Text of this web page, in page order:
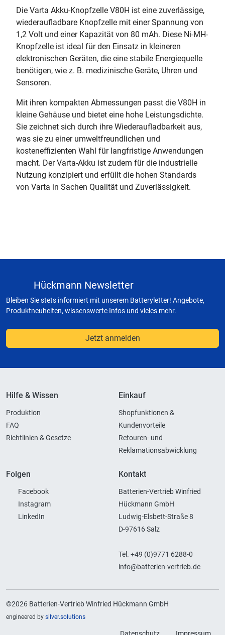
Die Varta Akku-Knopfzelle V80H ist eine zuverlässige,
wiederaufladbare Knopfzelle mit einer Spannung von
1,2 Volt und einer Kapazität von 80 mAh. Diese Ni-MH-
Knopfzelle ist ideal für den Einsatz in kleineren
elektronischen Geräten, die eine stabile Energiequelle
benötigen, wie z. B. medizinische Geräte, Uhren und
Sensoren.
Mit ihren kompakten Abmessungen passt die V80H in
kleine Gehäuse und bietet eine hohe Leistungsdichte.
Sie zeichnet sich durch ihre Wiederaufladbarkeit aus,
was sie zu einer umweltfreundlichen und
kosteneffizienten Wahl für langfristige Anwendungen
macht. Der Varta-Akku ist zudem für die industrielle
Nutzung konzipiert und erfüllt die hohen Standards
von Varta in Sachen Qualität und Zuverlässigkeit.
Hückmann Newsletter
Bleiben Sie stets informiert mit unserem Batteryletter! Angebote,
Produktneuheiten, wissenswerte Infos und vieles mehr.
Jetzt anmelden
Hilfe & Wissen
Produktion
FAQ
Richtlinien & Gesetze
Einkauf
Shopfunktionen &
Kundenvorteile
Retouren- und
Reklamationsabwicklung
Folgen
Facebook
Instagram
LinkedIn
Kontakt
Batterien-Vertrieb Winfried
Hückmann GmbH
Ludwig-Elsbett-Straße 8
D-97616 Salz
Tel. +49 (0)9771 6288-0
info@batterien-vertrieb.de
©2026 Batterien-Vertrieb Winfried Hückmann GmbH
engineered by silver.solutions